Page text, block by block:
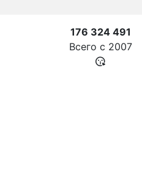
176 324 491
Всего с 2007